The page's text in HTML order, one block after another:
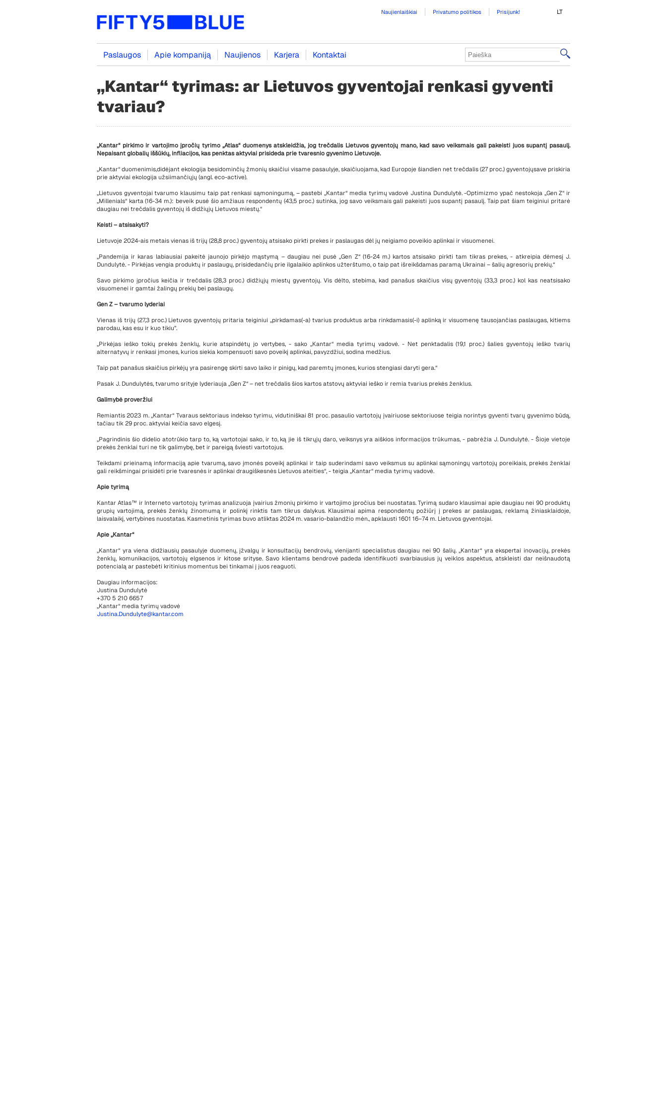
Naujienlaiškiai Privatumo politikos Prisijunk! LT
Paslaugos Apie kompaniją Naujienos Karjera Kontaktai
„Kantar“ tyrimas: ar Lietuvos gyventojai renkasi gyventi
tvariau?
„Kantar“ pirkimo ir vartojimo įpročių tyrimo „Atlas“ duomenys atskleidžia, jog trečdalis Lietuvos gyventojų mano, kad savo veiksmais gali pakeisti juos supantį pasaulį.
Nepaisant globalių iššūkių, infliacijos, kas penktas aktyviai prisideda prie tvaresnio gyvenimo Lietuvoje.
„Kantar“ duomenimis,didėjant ekologija besidominčių žmonių skaičiui visame pasaulyje,skaičiuojama, kad Europoješiandien nettrečdalis (27 proc.)gyventojųsave priskiria
prie aktyviai ekologija užsiimančiųjų (angl.eco-active).
„Lietuvos gyventojai tvarumo klausimu taip pat renkasi sąmoningumą, – pastebi „Kantar“ media tyrimų vadovė Justina Dundulytė.-Optimizmo ypač nestokoja „Gen Z“ ir
„Millenials“ karta (16-34 m.): beveik pusė šio amžiaus respondentų (43,5 proc.) sutinka, jog savo veiksmais gali pakeisti juos supantį pasaulį. Taip pat šiam teiginiui pritarė
daugiau nei trečdalis gyventojų iš didžiųjų Lietuvos miestų.“
Keisti – atsisakyti?
Lietuvoje 2024-ais metais vienas iš trijų (28,8 proc.) gyventojų atsisako pirkti prekes ir paslaugas dėl jų neigiamo poveikio aplinkai ir visuomenei.
„Pandemija ir karas labiausiai pakeitė jaunojo pirkėjo mąstymą – daugiau nei pusė „Gen Z“ (16-24 m.) kartos atsisako pirkti tam tikras prekes, - atkreipia dėmesį J.
Dundulytė. - Pirkėjas vengia produktų ir paslaugų, prisidedančių prie ilgalaikio aplinkos užterštumo, o taip pat išreikšdamas paramą Ukrainai – šalių agresorių prekių.“
Savo pirkimo įpročius keičia ir trečdalis (28,3 proc.) didžiųjų miestų gyventojų. Vis dėlto, stebima, kad panašus skaičius visų gyventojų (33,3 proc.) kol kas neatsisako
visuomenei ir gamtai žalingų prekių bei paslaugų.
Gen Z – tvarumo lyderiai
Vienas iš trijų (27,3 proc.) Lietuvos gyventojų pritaria teiginiui „pirkdamas(-a) tvarius produktus arba rinkdamasis(-i) aplinką ir visuomenę tausojančias paslaugas, kitiems
parodau, kas esu ir kuo tikiu”.
„Pirkėjas ieško tokių prekės ženklų, kurie atspindėtų jo vertybes, - sako „Kantar“ media tyrimų vadovė. - Net penktadalis (19,1 proc.) šalies gyventojų ieško tvarių
alternatyvų ir renkasi įmones, kurios siekia kompensuoti savo poveikį aplinkai, pavyzdžiui, sodina medžius.
Taip pat panašus skaičius pirkėjų yra pasirengę skirti savo laiko ir pinigų, kad paremtų įmones, kurios stengiasi daryti gera.“
Pasak J. Dundulytės, tvarumo srityje lyderiauja „Gen Z“ – net trečdalis šios kartos atstovų aktyviai ieško ir remia tvarius prekės ženklus.
Galimybė proveržiui
Remiantis 2023 m. „Kantar“ Tvaraus sektoriaus indekso tyrimu, vidutiniškai 81 proc. pasaulio vartotojų įvairiuose sektoriuose teigia norintys gyventi tvarų gyvenimo būdą,
tačiau tik 29 proc. aktyviai keičia savo elgesį.
„Pagrindinis šio didelio atotrūkio tarp to, ką vartotojai sako, ir to, ką jie iš tikrųjų daro, veiksnys yra aiškios informacijos trūkumas, - pabrėžia J. Dundulytė. - Šioje vietoje
prekės ženklai turi ne tik galimybę, bet ir pareigą šviesti vartotojus.
Teikdami prieinamą informaciją apie tvarumą, savo įmonės poveikį aplinkai ir taip suderindami savo veiksmus su aplinkai sąmoningų vartotojų poreikiais, prekės ženklai
gali reikšmingai prisidėti prie tvaresnės ir aplinkai draugiškesnės Lietuvos ateities“, - teigia „Kantar“ media tyrimų vadovė.
Apie tyrimą
Kantar Atlas™ ir Interneto vartotojų tyrimas analizuoja įvairius žmonių pirkimo ir vartojimo įpročius bei nuostatas. Tyrimą sudaro klausimai apie daugiau nei 90 produktų
grupių vartojimą, prekės ženklų žinomumą ir polinkį rinktis tam tikrus dalykus. Klausimai apima respondentų požiūrį į prekes ar paslaugas, reklamą žiniasklaidoje,
laisvalaikį, vertybines nuostatas. Kasmetinis tyrimas buvo atliktas 2024 m. vasario-balandžio mėn., apklausti 1601 16–74 m. Lietuvos gyventojai.
Apie „Kantar“
„Kantar“ yra viena didžiausių pasaulyje duomenų, įžvalgų ir konsultacijų bendrovių, vienijanti specialistus daugiau nei 90 šalių. „Kantar“ yra ekspertai inovacijų, prekės
ženklų, komunikacijos, vartotojų elgsenos ir kitose srityse. Savo klientams bendrovė padeda identifikuoti svarbiausius jų veiklos aspektus, atskleisti dar neišnaudotą
potencialą ar pastebėti kritinius momentus bei tinkamai į juos reaguoti.
Daugiau informacijos:
Justina Dundulytė
+370 5 210 6657
„Kantar“ media tyrimų vadovė
Justina.Dundulyte@kantar.com